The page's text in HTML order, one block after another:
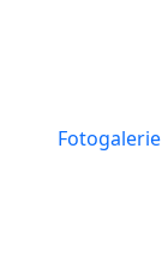
Fotogalerie